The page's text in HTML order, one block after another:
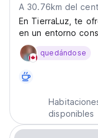
A 30.76km del
En TierraLuz, te
en un entorno
donde se respira
cuidado,quedándose
disponibles